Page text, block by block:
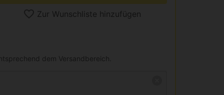
Zur Wunschliste hinzufügen
dem Versandbereich.